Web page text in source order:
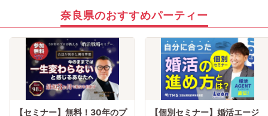
奈良県のおすすめパーティー
【セミナー】無料！30年のプ
【個別セミナー】婚活エージ